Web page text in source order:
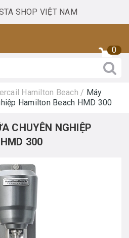
0
Hamilton Beach / Máy
Hamilton Beach HMD 300
CHUYÊN NGHIỆP
300